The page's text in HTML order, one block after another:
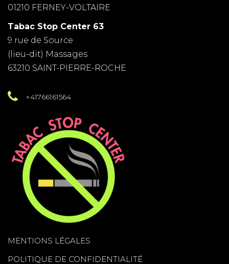
01210 FERNEY-VOLTAIRE
Tabac Stop Center 63
9 rue de Source
(lieu-dit) Massages
63210 SAINT-PIERRE-ROCHE
+41766161564
MENTIONS LÉGALES
POLITIQUE DE CONFIDENTIALITÉ